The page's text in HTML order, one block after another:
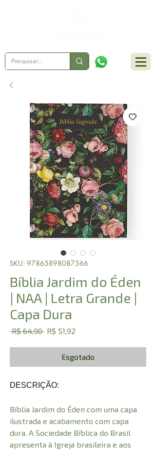
SKU: 97865898087566
Bíblia Jardim do Éden
| NAA | Letra Grande |
Capa Dura
R$ 64,90 Preço
R$ 51,92
Esgotado
DESCRIÇÃO:
Bíblia Jardim do Éden com uma capa
ilustrada e acabamento com capa
dura. A Sociedade Bíblica do Brasil
apresenta à Igreja brasileira e aos